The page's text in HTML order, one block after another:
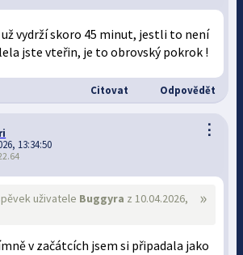
už vydrží skoro 45 minut, jestli to není
jste vteřin, je to obrovský pokrok !
Citovat Odpovědět
⋮
13:34:50
»
uživatele Buggyra z 10.04.2026,
v začátcích jsem si připadala jako